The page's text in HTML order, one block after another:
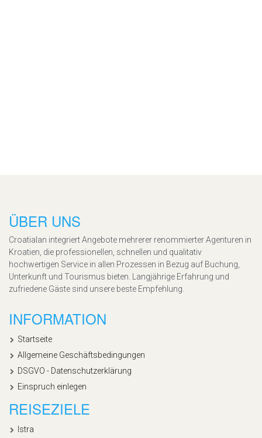
ÜBER UNS
Croatialan integriert Angebote mehrerer renommierter Agenturen in
Kroatien, die professionellen, schnellen und qualitativ
hochwertigen Service in allen Prozessen in Bezug auf Buchung,
Unterkunft und Tourismus bieten. Langjährige Erfahrung und
zufriedene Gäste sind unsere beste Empfehlung.
INFORMATION
Startseite
Allgemeine Geschäftsbedingungen
DSGVO - Datenschutzerklärung
Einspruch einlegen
REISEZIELE
Istra